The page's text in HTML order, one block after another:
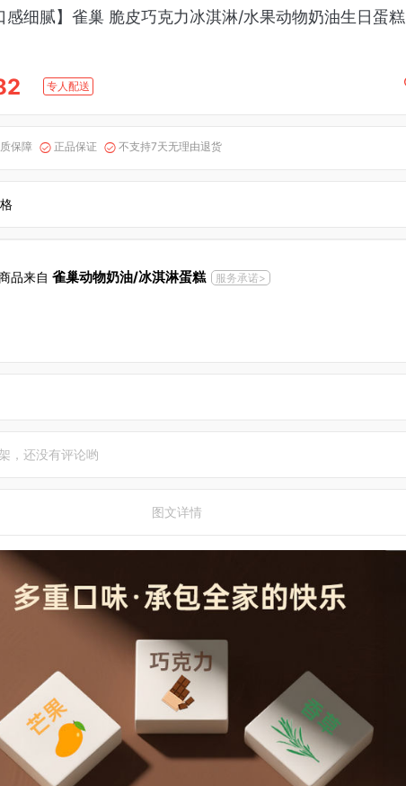
感细腻】雀巢 脆皮巧克力冰淇淋/水果动物奶油生日蛋糕
专人配送
保障  正品保证  不支持7天无理由退货
品来自 雀巢动物奶油/冰淇淋蛋糕 服务承诺>
，还没有评论哟
图文详情